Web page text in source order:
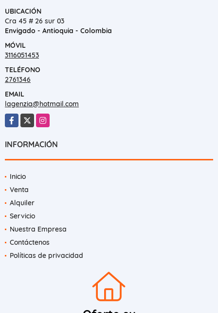
UBICACIÓN
Cra 45 # 26 sur 03
Envigado - Antioquia - Colombia
MÓVIL
3116051453
TELÉFONO
2761346
EMAIL
lagenzia@hotmail.com
Facebook
X Instagram
INFORMACIÓN
Inicio
Venta
Alquiler
Servicio
Nuestra Empresa
Contáctenos
Políticas de privacidad